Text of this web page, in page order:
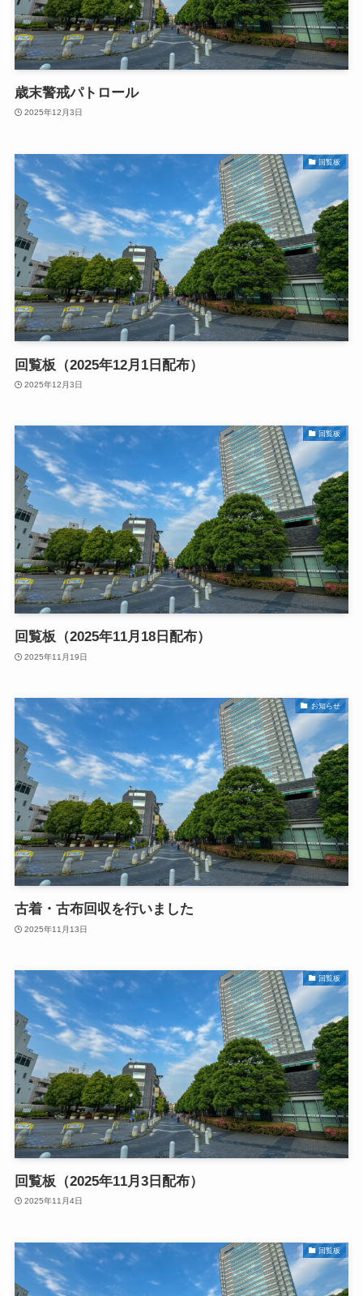
歳末警戒パトロール
2025年12月3日
回覧板
回覧板（2025年12月1日配布）
2025年12月3日
回覧板
回覧板（2025年11月18日配布）
2025年11月19日
お知らせ
古着・古布回収を行いました
2025年11月13日
回覧板
回覧板（2025年11月3日配布）
2025年11月4日
回覧板